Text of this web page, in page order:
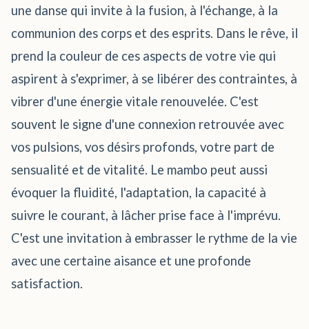
une danse qui invite à la fusion, à l'échange, à la
communion des corps et des esprits. Dans le rêve, il
prend la couleur de ces aspects de votre vie qui
aspirent à s'exprimer, à se libérer des contraintes, à
vibrer d'une énergie vitale renouvelée. C'est
souvent le signe d'une connexion retrouvée avec
vos pulsions, vos désirs profonds, votre part de
sensualité et de vitalité. Le mambo peut aussi
évoquer la fluidité, l'adaptation, la capacité à
suivre le courant, à lâcher prise face à l'imprévu.
C'est une invitation à embrasser le rythme de la vie
avec une certaine aisance et une profonde
satisfaction.